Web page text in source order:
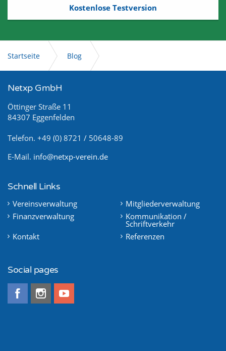
Kostenlose Testversion
Startseite Blog
Vereinsgründung – Steuerliche Freistellung bei
Gemeinnützigkeit
Netxp GmbH
Öttinger Straße 11
84307 Eggenfelden
Telefon. +49 (0) 8721 / 50648-89
E-Mail. info@netxp-verein.de
Schnell Links
Vereinsverwaltung
Mitgliederverwaltung
Finanzverwaltung
Kommunikation /
Schriftverkehr
Kontakt
Referenzen
Social pages